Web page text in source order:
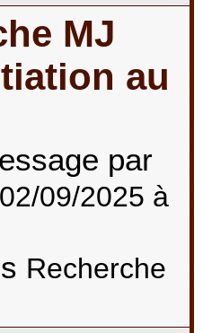
MJ
au
par
02/09/2025 à
Recherche